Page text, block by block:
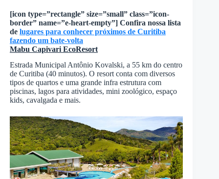
[icon type=”rectangle” size=”small” class=”icon-
border” name=”e-heart-empty”] Confira nossa lista
de lugares para conhecer próximos de Curitiba
fazendo um bate-volta
Mabu Capivari EcoResort
Estrada Municipal Antônio Kovalski, a 55 km do centro
de Curitiba (40 minutos). O resort conta com diversos
tipos de quartos e uma grande infra estrutura com
piscinas, lagos para atividades, mini zoológico, espaço
kids, cavalgada e mais.